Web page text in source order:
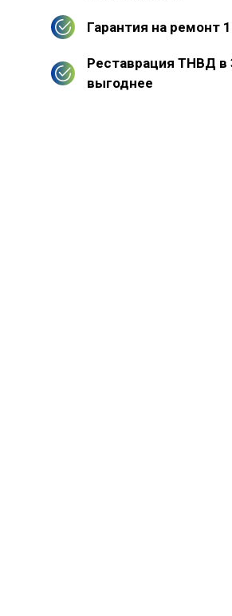
Гарантия на ремонт
Реставрация ТНВД в
выгоднее